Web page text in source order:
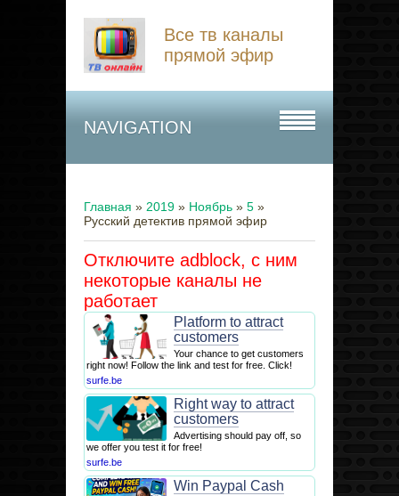
Все тв каналы
прямой эфир
NAVIGATION
Главная » 2019 » Ноябрь » 5 »
Русский детектив прямой эфир
Отключите adblock, с ним
некоторые каналы не
работает
Platform to attract
customers
Your chance to get customers
right now! Follow the link and test for free. Click!
surfe.be
Right way to attract
customers
Advertising should pay off, so
we offer you test it for free!
surfe.be
Win Paypal Cash